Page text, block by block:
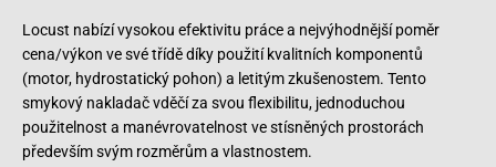
Locust nabízí vysokou efektivitu práce a nejvýhodnější poměr
cena/výkon ve své třídě díky použití kvalitních komponentů
(motor, hydrostatický pohon) a letitým zkušenostem. Tento
smykový nakladač vděčí za svou flexibilitu, jednoduchou
použitelnost a manévrovatelnost ve stísněných prostorách
především svým rozměrům a vlastnostem.